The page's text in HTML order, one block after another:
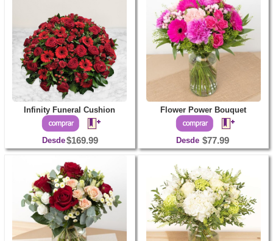
Infinity Funeral Cushion
Desde$169.99
Flower Power Bouquet
Desde $77.99